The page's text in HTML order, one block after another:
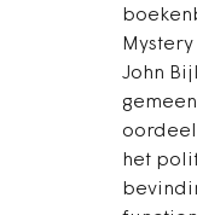
John
het